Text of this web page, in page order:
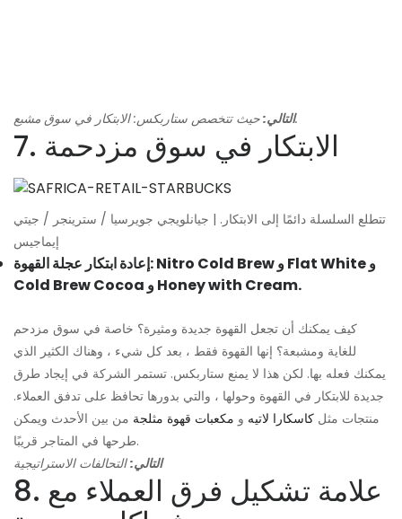
التالي:حيث تتخصص ستاربكس: الابتكار في سوق مشبع.
7. الابتكار في سوق مزدحمة
تتطلع السلسلة دائمًا إلى الابتكار. | جيانلويجي جويرسيا / سترينجر / جيتي
إيماجيس
إعادة ابتكار عجلة القهوة: Nitro Cold Brew و Flat White و
Cold Brew Cocoa و Honey with Cream.
كيف يمكنك أن تجعل القهوة جديدة ومثيرة؟ خاصة في سوق مزدحم
للغاية ومشبعة؟ إنها القهوة فقط ، بعد كل شيء ، وهناك الكثير الذي
يمكنك فعله بها. لكن هذا لا يمنع ستاربكس. تستمر الشركة في إيجاد طرق
جديدة للابتكار في القهوة وحولها ، والتي بدورها تحافظ على تدفق العملاء.
منتجات مثل كاسكارا لاتيه و مكعبات قهوة مثلجة من بين الأحدث ويمكن
طرحها في المتاجر قريبًا.
التالي:التحالفات الاستراتيجية
8. علامة تشكيل فرق العملاء مع